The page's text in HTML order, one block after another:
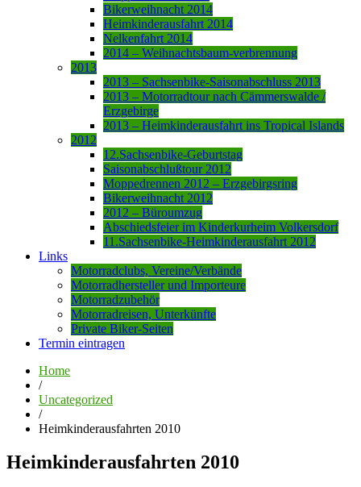
Bikerweihnacht 2014
Heimkinderausfahrt 2014
Nelkenfahrt 2014
2014 – Weihnachtsbaum-verbrennung
2013
2013 – Sachsenbike-Saisonabschluss 2013
2013 – Motorradtour nach Cämmerswalde /
Erzgebirge
2013 – Heimkinderausfahrt ins Tropical Islands
2012
12.Sachsenbike-Geburtstag
Saisonabschlußtour 2012
Moppedrennen 2012 – Erzgebirgsring
Bikerweihnacht 2012
2012 – Büroumzug
Abschiedsfeier im Kinderkurheim Volkersdorf
11.Sachsenbike-Heimkinderausfahrt 2012
Links
Motorradclubs, Vereine/Verbände
Motorradhersteller und Importeure
Motorradzubehör
Motorradreisen, Unterkünfte
Private Biker-Seiten
Termin eintragen
Home
/
Uncategorized
/
Heimkinderausfahrten 2010
Heimkinderausfahrten 2010